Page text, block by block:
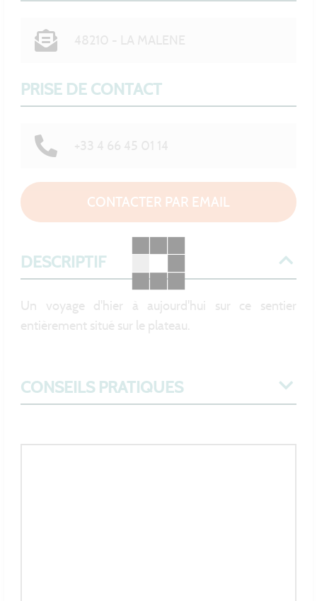
DESCRIPTIF
Un voyage d'hier à aujourd'hui sur ce sentier
entièrement situé sur le plateau.
CONSEILS PRATIQUES
PRISE DE CONTACT
CONTACTER PAR EMAIL